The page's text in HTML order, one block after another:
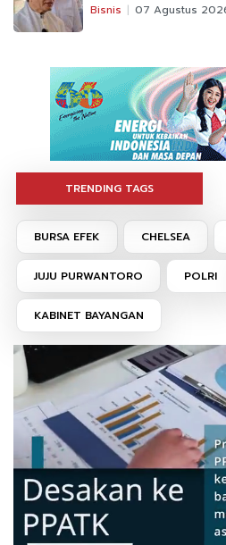
Bisnis 07 Agustus
TRENDING TAGS
BURSA EFEK CHELSEA
JUJU PURWANTORO POLRI
KABINET BAYANGAN